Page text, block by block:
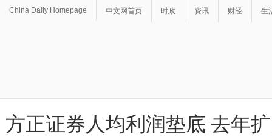
China Daily Homepage 中文网首页 时政 资讯 财经 生
方正证券人均利润垫底 去年